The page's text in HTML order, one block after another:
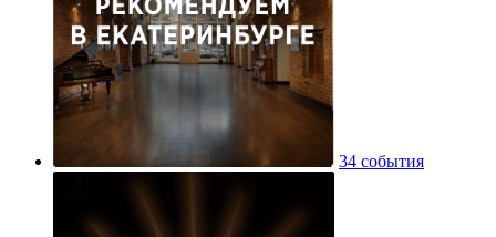
34 события